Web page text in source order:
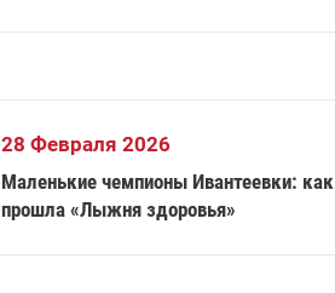
28 Февраля 2026
Маленькие чемпионы Ивантеевки: как
прошла «Лыжня здоровья»